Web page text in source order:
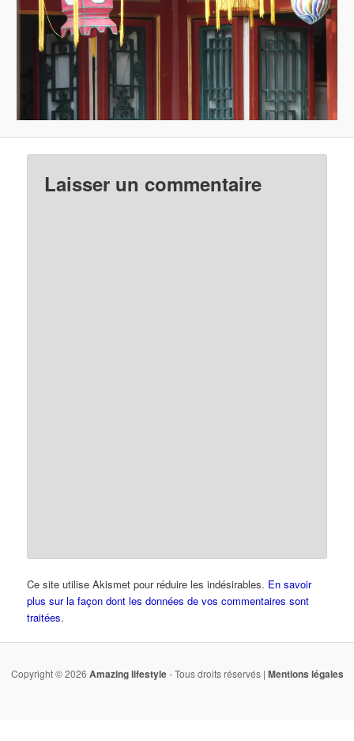
Laisser un commentaire
Ce site utilise Akismet pour réduire les indésirables. En savoir
plus sur la façon dont les données de vos commentaires sont
traitées.
Copyright © 2026 Amazing lifestyle- Tous droits réservés | Mentions légales